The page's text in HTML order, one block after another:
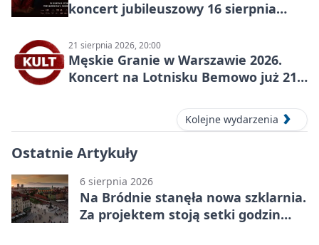
koncert jubileuszowy 16 sierpnia
21 sierpnia 2026, 20:00
Męskie Granie w Warszawie 2026.
Koncert na Lotnisku Bemowo już 21
Kolejne wydarzenia
Ostatnie Artykuły
6 sierpnia 2026
Na Bródnie stanęła nowa szklarnia.
Za projektem stoją setki godzin